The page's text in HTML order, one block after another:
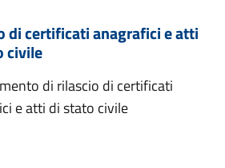
di certificati anagrafici e atti
civile
di rilascio di certificati
e atti di stato civile